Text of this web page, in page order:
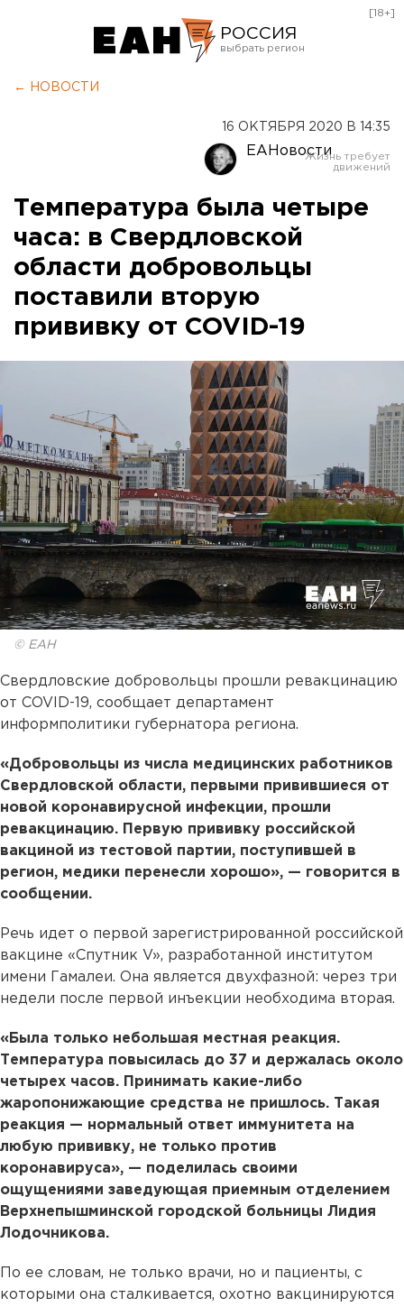
РОССИЯ
Оренбург
[18+]
← НОВОСТИ
16 ОКТЯБРЯ 2020 В 14:35
ЕАНовости
Температура была четыре
часа: в Свердловской
области добровольцы
поставили вторую
прививку от COVID-19
© ЕАН
Свердловские добровольцы прошли ревакцинацию
от COVID-19, сообщает департамент
информполитики губернатора региона.
«Добровольцы из числа медицинских работников
Свердловской области, первыми привившиеся от
новой коронавирусной инфекции, прошли
ревакцинацию. Первую прививку российской
вакциной из тестовой партии, поступившей в
регион, медики перенесли хорошо», — говорится в
сообщении.
Речь идет о первой зарегистрированной российской
вакцине «Спутник V», разработанной институтом
имени Гамалеи. Она является двухфазной: через три
недели после первой инъекции необходима вторая.
«Была только небольшая местная реакция.
Температура повысилась до 37 и держалась около
четырех часов. Принимать какие-либо
жаропонижающие средства не пришлось. Такая
реакция — нормальный ответ иммунитета на
любую прививку, не только против
коронавируса», — поделилась своими
ощущениями заведующая приемным отделением
Верхнепышминской городской больницы Лидия
Лодочникова.
По ее словам, не только врачи, но и пациенты, с
которыми она сталкивается, охотно вакцинируются